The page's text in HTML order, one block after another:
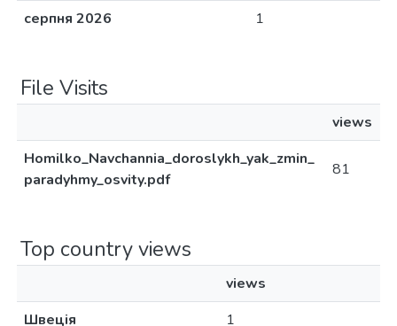
серпня 2026
1
File Visits
views
Homilko_Navchannia_doroslykh_yak_zmin_
paradyhmy_osvity.pdf
81
Top country views
views
Швеція
1